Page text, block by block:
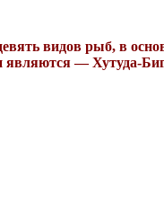
видов рыб, в
являются — Хутуда-